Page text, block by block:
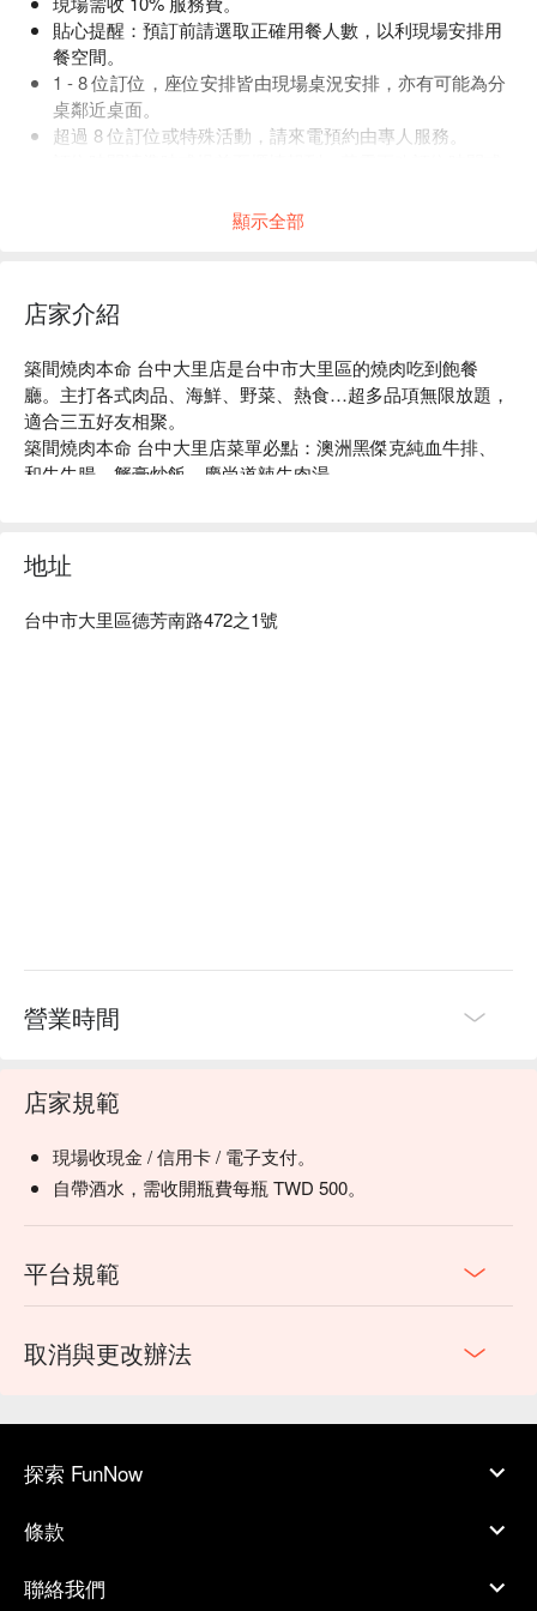
貼心提醒：預訂前請選取正確用餐人數，以利現場安排用
餐空間。
1 - 8 位訂位，座位安排皆由現場桌況安排，亦有可能為分
桌鄰近桌面。
超過 8 位訂位或特殊活動，請來電預約由專人服務。
顯示全部
店家介紹
築間燒肉本命 台中大里店是台中市大里區的燒肉吃到飽餐
廳。主打各式肉品、海鮮、野菜、熱食…超多品項無限放題，
適合三五好友相聚。
築間燒肉本命 台中大里店菜單必點：澳洲黑傑克純血牛排、
和牛牛腸、蟹膏炒飯、慶尚道辣牛肉湯。
築間燒肉本命 台中大里店訂位、優惠資訊立刻查看⬇︎
地址
台中市大里區德芳南路472之1號
營業時間
店家規範
現場收現金 / 信用卡 / 電子支付。
自帶酒水，需收開瓶費每瓶 TWD 500。
平台規範
取消與更改辦法
探索 FunNow
條款
聯絡我們